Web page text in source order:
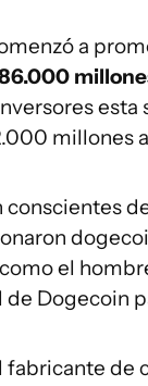
a
millones
conscientes
el
Dogecoin
fabricante de